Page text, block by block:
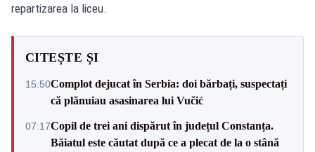
repartizarea la liceu.
CITEȘTE ȘI
15:50Complot dejucat în Serbia: doi bărbați, suspectați
că plănuiau asasinarea lui Vučić
07:17Copil de trei ani dispărut în județul Constanța.
Băiatul este căutat după ce a plecat de la o stână